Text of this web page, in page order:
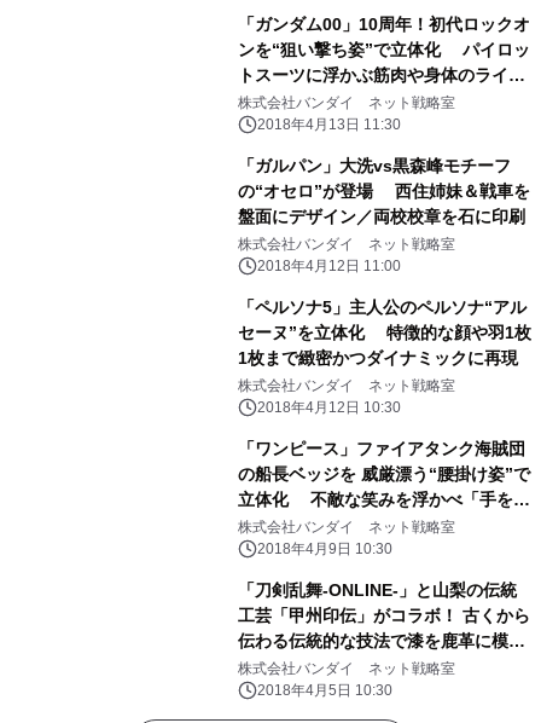
「ガンダム00」10周年！初代ロックオ
ンを“狙い撃ち姿”で立体化 パイロッ
トスーツに浮かぶ筋肉や身体のライン
まで再現
株式会社バンダイ ネット戦略室
2018年4月13日 11:30
「ガルパン」大洗vs黒森峰モチーフ
の“オセロ”が登場 西住姉妹＆戦車を
盤面にデザイン／両校校章を石に印刷
株式会社バンダイ ネット戦略室
2018年4月12日 11:00
「ペルソナ5」主人公のペルソナ“アル
セーヌ”を立体化 特徴的な顔や羽1枚
1枚まで緻密かつダイナミックに再現
株式会社バンダイ ネット戦略室
2018年4月12日 10:30
「ワンピース」ファイアタンク海賊団
の船長ベッジを 威厳漂う“腰掛け姿”で
立体化 不敵な笑みを浮かべ「手を組
む・銃を構える」2ポーズを再現
株式会社バンダイ ネット戦略室
2018年4月9日 10:30
「刀剣乱舞-ONLINE-」と山梨の伝統
工芸「甲州印伝」がコラボ！ 古くから
伝わる伝統的な技法で漆を鹿革に模様
付けした商品！
株式会社バンダイ ネット戦略室
2018年4月5日 10:30